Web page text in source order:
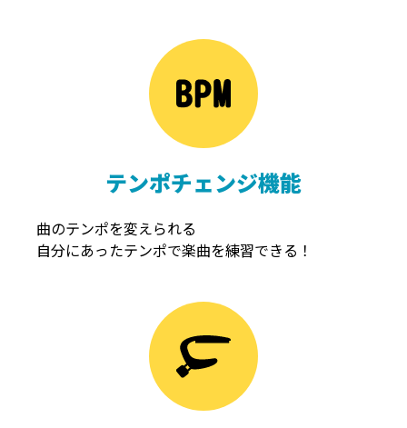
テンポチェンジ機能
曲のテンポを変えられる
自分にあったテンポで楽曲を練習できる！